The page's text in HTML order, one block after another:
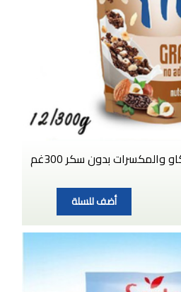
والمكسرات بدون سكر 300غم
أضف للسلة